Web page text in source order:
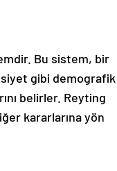
Bu sistem, bir
gibi demografik
belirler. Reyting
kararlarına yön